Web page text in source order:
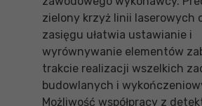
zielony krzyż linii laserowych
zasięgu ułatwia ustawianie i
wyrównywanie elementów
trakcie realizacji wszelkich
budowlanych i
Możliwość współpracy z